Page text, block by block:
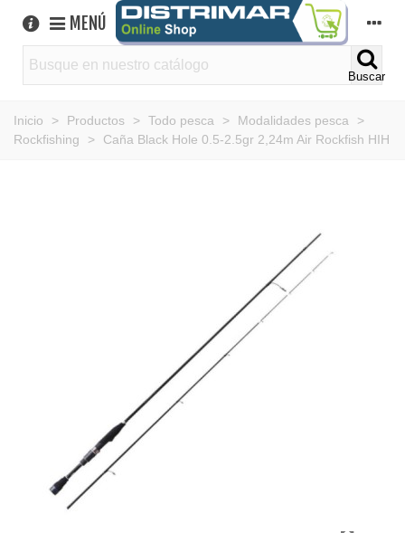
MENÚ
Buscar
Inicio > Productos > Todo pesca > Modalidades pesca
>
Rockfishing
> Caña Black Hole 0.5-2.5gr 2,24m Air Rockfish HIH